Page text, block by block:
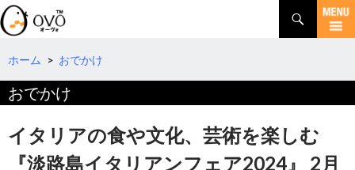
検
索
コ
テ
ツ
へ
ホーム > おでかけ
おでかけ
イタリアの食や文化、芸術を楽しむ
『淡路島イタリアンフェア2024』 2月